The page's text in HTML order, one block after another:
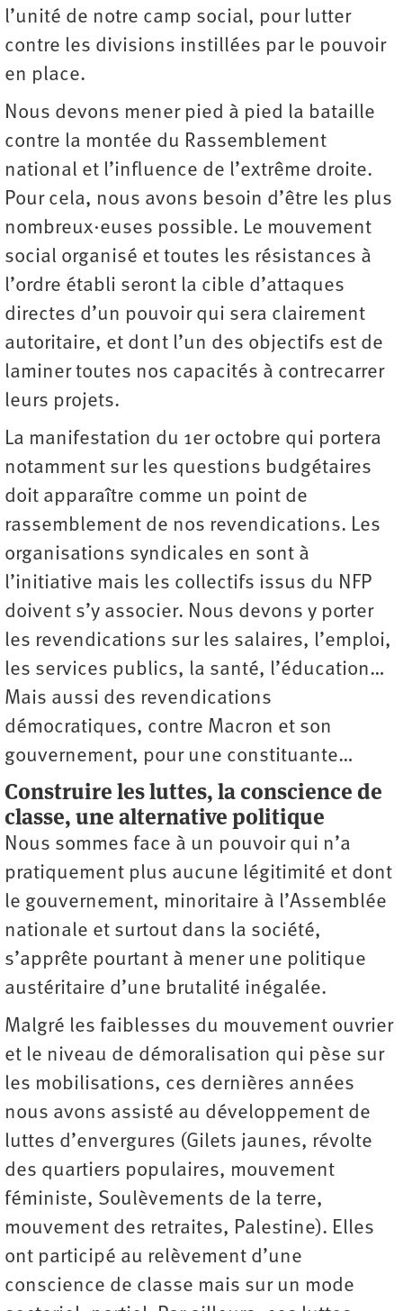
l’unité de notre camp social, pour lutter
contre les divisions instillées par le pouvoir
en place.
Nous devons mener pied à pied la bataille
contre la montée du Rassemblement
national et l’influence de l’extrême droite.
Pour cela, nous avons besoin d’être les plus
nombreux·euses possible. Le mouvement
social organisé et toutes les résistances à
l’ordre établi seront la cible d’attaques
directes d’un pouvoir qui sera clairement
autoritaire, et dont l’un des objectifs est de
laminer toutes nos capacités à contrecarrer
leurs projets.
La manifestation du 1er octobre qui portera
notamment sur les questions budgétaires
doit apparaître comme un point de
rassemblement de nos revendications. Les
organisations syndicales en sont à
l’initiative mais les collectifs issus du NFP
doivent s’y associer. Nous devons y porter
les revendications sur les salaires, l’emploi,
les services publics, la santé, l’éducation…
Mais aussi des revendications
démocratiques, contre Macron et son
gouvernement, pour une constituante…
Construire les luttes, la conscience de
classe, une alternative politique
Nous sommes face à un pouvoir qui n’a
pratiquement plus aucune légitimité et dont
le gouvernement, minoritaire à l’Assemblée
nationale et surtout dans la société,
s’apprête pourtant à mener une politique
austéritaire d’une brutalité inégalée.
Malgré les faiblesses du mouvement ouvrier
et le niveau de démoralisation qui pèse sur
les mobilisations, ces dernières années
nous avons assisté au développement de
luttes d’envergures (Gilets jaunes, révolte
des quartiers populaires, mouvement
féministe, Soulèvements de la terre,
mouvement des retraites, Palestine). Elles
ont participé au relèvement d’une
conscience de classe mais sur un mode